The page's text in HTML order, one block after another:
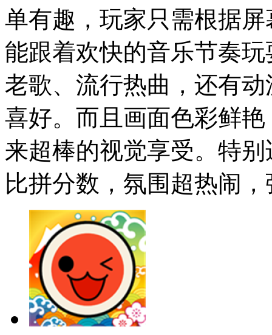
单有趣，玩家只需根据
能跟着欢快的音乐节奏
老歌、流行热曲，还有
喜好。而且画面色彩鲜
来超棒的视觉享受。特
比拼分数，氛围超热闹